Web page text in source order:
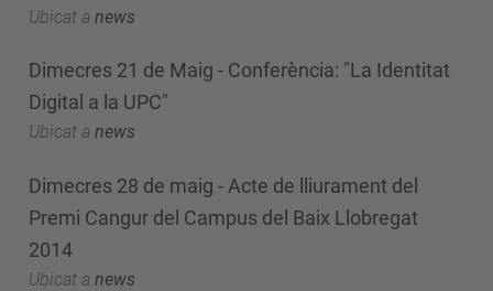
Ubicat a news
Dimecres 21 de Maig - Conferència: "La Identitat
Digital a la UPC"
Ubicat a news
Dimecres 28 de maig - Acte de lliurament del
Premi Cangur del Campus del Baix Llobregat
2014
Ubicat a news